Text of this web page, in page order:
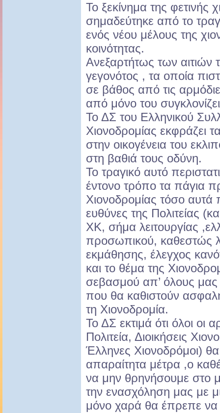
Το ξεκίνημα της φετινής
σημαδεύτηκε από το
ενός νέου μέλους της
κοινότητας.
Ανεξαρτήτως των αιτιών
γεγονότος , τα οποία
σε βάθος από τις
από μόνο του
Το ΔΣ του Ελληνικού
Χιονοδρομίας εκφράζει
στην οικογένεια του
στη βαθιά τους οδύνη.
Το τραγικό αυτό
έντονο τρόπο τα πάγια
Χιονοδρομίας τόσο αυτά
ευθύνες της Πολιτείας
ΧΚ, σήμα λειτουργίας
προσωπικού, καθεστώς
εκμάθησης, έλεγχος
και το θέμα της
σεβασμού απ’ όλους
που θα καθιστούν
τη Χιονοδρομία.
Το ΔΣ εκτιμά ότι όλοι οι
Πολιτεία, Διοικήσεις
Έλληνες Χιονοδρόμοι)
απαραίτητα μέτρα ,ο
να μην θρηνήσουμε στο
την ενασχόληση μας με
μόνο χαρά θα έπρεπε